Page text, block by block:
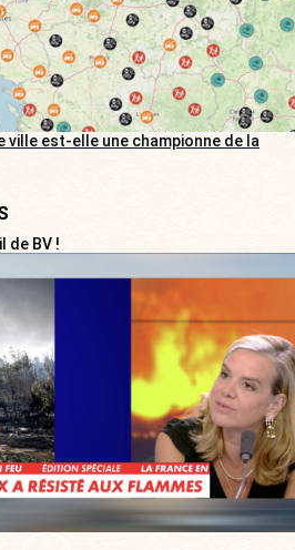
ville est-elle une championne de la
de BV !